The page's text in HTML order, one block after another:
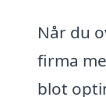
Når du
firma
blot